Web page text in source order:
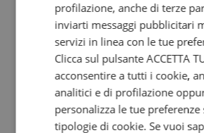
Valore futuro garantito
ZONTES ZT 368 G
Abs my26
6.690 €
profilazione, anche di terze
inviarti messaggi pubblicitari
servizi in linea con le tue
Clicca sul pulsante ACCETTA
acconsentire a tutti i cookie,
analitici e di profilazione
personalizza le tue preferenze
tipologie di cookie. Se vuoi